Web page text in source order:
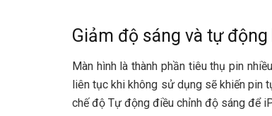
Giảm độ sáng và tự
Màn hình là thành phần tiêu thụ pin
liên tục khi không sử dụng sẽ khiến pin
chế độ Tự động điều chỉnh độ sáng để